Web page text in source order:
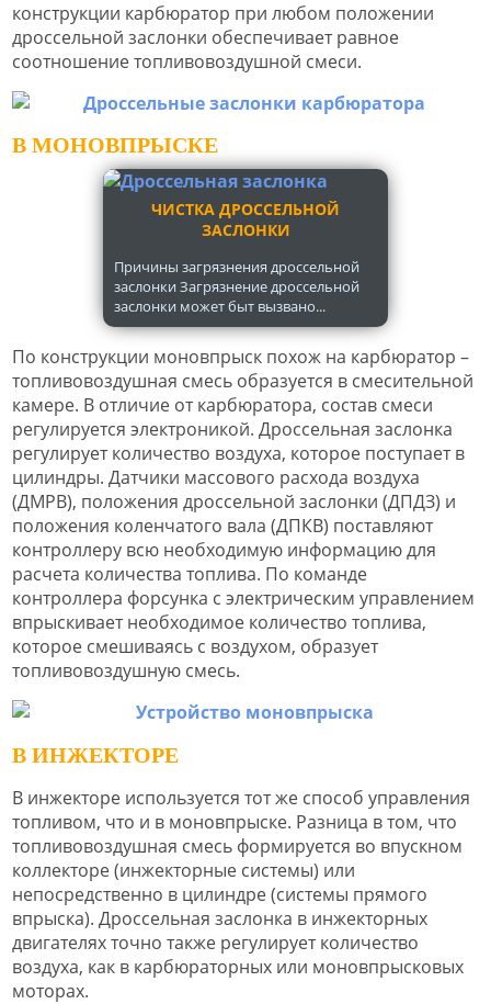
конструкции карбюратор при любом положении
дроссельной заслонки обеспечивает равное
соотношение топливовоздушной смеси.
В МОНОВПРЫСКЕ
ЧИСТКА ДРОССЕЛЬНОЙ
ЗАСЛОНКИ
Причины загрязнения дроссельной
заслонки Загрязнение дроссельной
заслонки может быт вызвано...
По конструкции моновпрыск похож на карбюратор –
топливовоздушная смесь образуется в смесительной
камере. В отличие от карбюратора, состав смеси
регулируется электроникой. Дроссельная заслонка
регулирует количество воздуха, которое поступает в
цилиндры. Датчики массового расхода воздуха
(ДМРВ), положения дроссельной заслонки (ДПДЗ) и
положения коленчатого вала (ДПКВ) поставляют
контроллеру всю необходимую информацию для
расчета количества топлива. По команде
контроллера форсунка с электрическим управлением
впрыскивает необходимое количество топлива,
которое смешиваясь с воздухом, образует
топливовоздушную смесь.
В ИНЖЕКТОРЕ
В инжекторе используется тот же способ управления
топливом, что и в моновпрыске. Разница в том, что
топливовоздушная смесь формируется во впускном
коллекторе (инжекторные системы) или
непосредственно в цилиндре (системы прямого
впрыска). Дроссельная заслонка в инжекторных
двигателях точно также регулирует количество
воздуха, как в карбюраторных или моновпрысковых
моторах.